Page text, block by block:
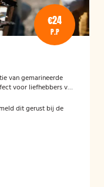
€24
P.P
van gemarineerde
voor liefhebbers van
dit gerust bij de